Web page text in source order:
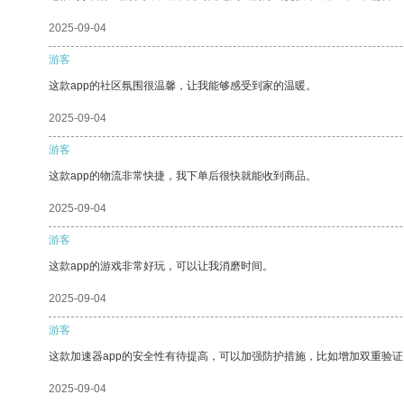
2025-09-04
游客
这款app的社区氛围很温馨，让我能够感受到家的温暖。
2025-09-04
游客
这款app的物流非常快捷，我下单后很快就能收到商品。
2025-09-04
游客
这款app的游戏非常好玩，可以让我消磨时间。
2025-09-04
游客
这款加速器app的安全性有待提高，可以加强防护措施，比如增加双重验
2025-09-04